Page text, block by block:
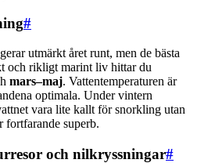
#
utmärkt året runt, men de bästa
och rikligt marint liv hittar du
mars–maj. Vattentemperaturen är
optimala. Under vintern
vara lite kallt för snorkling utan
fortfarande superb.
och nilkryssningar#